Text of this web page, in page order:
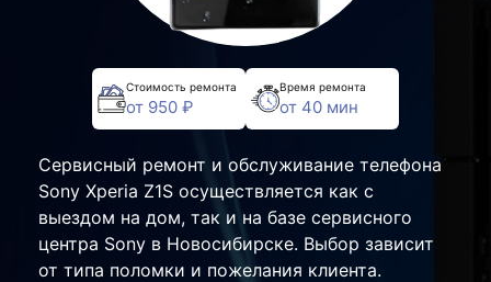
Стоимость ремонта
от 950 ₽
Время ремонта
от 40 мин
Сервисный ремонт и обслуживание телефона
Sony Xperia Z1S осуществляется как с
выездом на дом, так и на базе сервисного
центра Sony в Новосибирске. Выбор зависит
от типа поломки и пожелания клиента.